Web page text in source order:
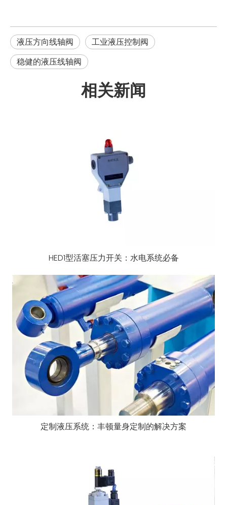
液压方向线轴阀
工业液压控制阀
稳健的液压线轴阀
相关新闻
HED1型活塞压力开关：水电系统必备
定制液压系统：丰顿量身定制的解决方案